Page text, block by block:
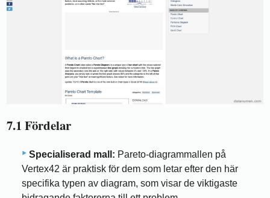
7.1 Fördelar
Specialiserad mall: Pareto-diagrammallen på
Vertex42 är praktisk för dem som letar efter den här
specifika typen av diagram, som visar de viktigaste